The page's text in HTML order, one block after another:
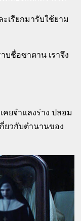
เรียกมารับใช้ยาม
บชื่อซาตาน เราจึง
ยจำแลงร่าง ปลอม
ยวกับตำนานของ